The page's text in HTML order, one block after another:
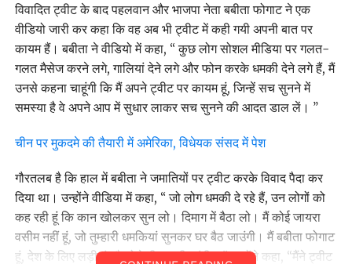
विवादित ट्वीट के बाद पहलवान और भाजपा नेता बबीता फोगाट ने एक
वीडियो जारी कर कहा कि वह अब भी ट्वीट में कही गयी अपनी बात पर
कायम हैं। बबीता ने वीडियो में कहा, ‘‘ कुछ लोग सोशल मीडिया पर गलत-
गलत मैसेज करने लगे, गालियां देने लगे और फोन करके धमकी देने लगे हैं, मैं
उनसे कहना चाहूंगी कि मैं अपने ट्वीट पर कायम हूं, जिन्हें सच सुनने में
समस्या है वे अपने आप में सुधार लाकर सच सुनने की आदत डाल लें। ’’
चीन पर मुकदमे की तैयारी में अमेरिका, विधेयक संसद में पेश
गौरतलब है कि हाल में बबीता ने जमातियों पर ट्वीट करके विवाद पैदा कर
दिया था। उन्होंने वीडिया में कहा, ‘‘ जो लोग धमकी दे रहे हैं, उन लोगों को
कह रही हूं कि कान खोलकर सुन लो। दिमाग में बैठा लो। मैं कोई जायरा
वसीम नहीं हूं, जो तुम्हारी धमकियां सुनकर घर बैठ जाउंगी। मैं बबीता फोगाट
हूं, देश के लिए लड़ी हूं और ऐसे ही लड़ती रहूंगी। ’’ उन्होंने कहा, ‘‘मैंने ट्वीट